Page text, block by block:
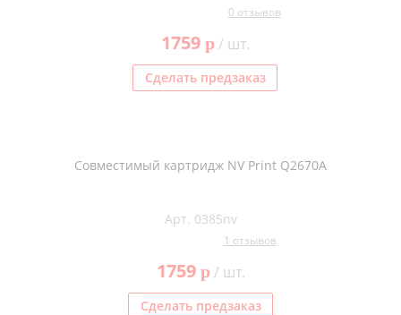
0 отзывов
1759 p/ шт.
Сделать предзаказ
Совместимый картридж NV Print Q2670A
Арт. 0385nv
1 отзывов
1759 p/ шт.
Сделать предзаказ